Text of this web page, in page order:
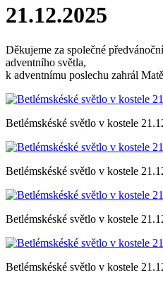
21.12.2025
Děkujeme za společné
adventního světla,
k adventnímu poslechu zahrál
Betlémskéské světlo v kostele
Betlémskéské světlo v kostele
Betlémskéské světlo v kostele
Betlémskéské světlo v kostele